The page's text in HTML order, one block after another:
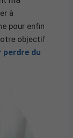
à
pour enfin
objectif
perdre du